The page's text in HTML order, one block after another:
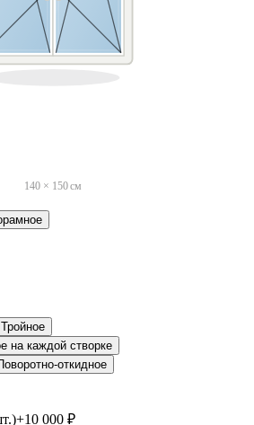
140× 150см
Тройное
на каждой створке
откидное
+10 000 ₽